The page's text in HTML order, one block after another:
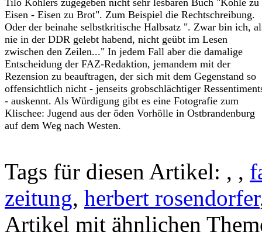
Tilo Köhlers zugegeben nicht sehr lesbaren Buch "Kohle zu
Eisen - Eisen zu Brot". Zum Beispiel die Rechtschreibung.
Oder der beinahe selbstkritische Halbsatz ". Zwar bin ich,
nie in der DDR gelebt habend, nicht geübt im Lesen
zwischen den Zeilen..." In jedem Fall aber die damalige
Entscheidung der FAZ-Redaktion, jemandem mit der
Rezension zu beauftragen, der sich mit dem Gegenstand so
offensichtlich nicht - jenseits grobschlächtiger
- auskennt. Als Würdigung gibt es eine Fotografie zum
Klischee: Jugend aus der öden Vorhölle in Ostbrandenburg
auf dem Weg nach Westen.
Tags für diesen Artikel: , ,
zeitung, herbert rosendorfer
Artikel mit ähnlichen